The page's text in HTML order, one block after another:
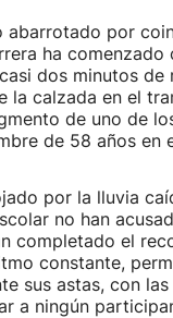
abarrotado por
ha comenzado
dos minutos de
la calzada en el
de uno de
de 58 años en
por la lluvia
no han
completado el
constante,
sus astas, con
a ningún